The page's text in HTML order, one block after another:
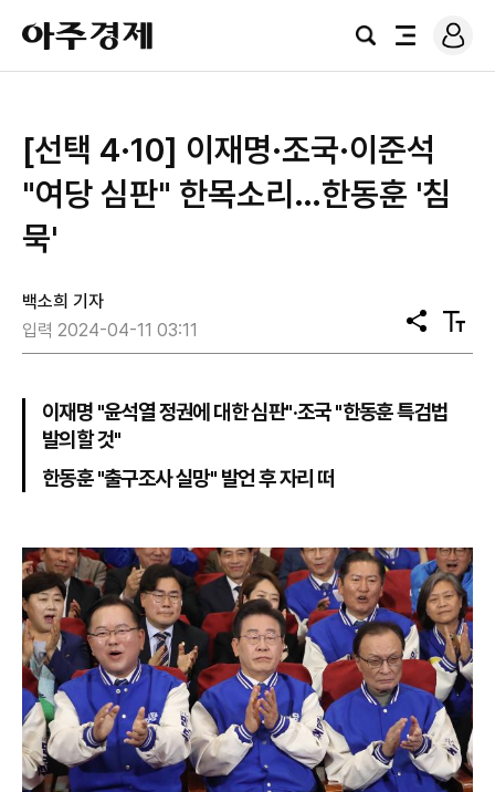
아
주
경
검
전
로
그
[선택 4·10] 이재명·조국·이준석
"여당 심판" 한목소리…한동훈 '침
묵'
백소희 기자
입력 2024-04-11 03:11
공
유
텍
스
이재명 "윤석열 정권에 대한 심판"·조국 "한동훈 특검법
발의할 것"
한동훈 "출구조사 실망" 발언 후 자리 떠